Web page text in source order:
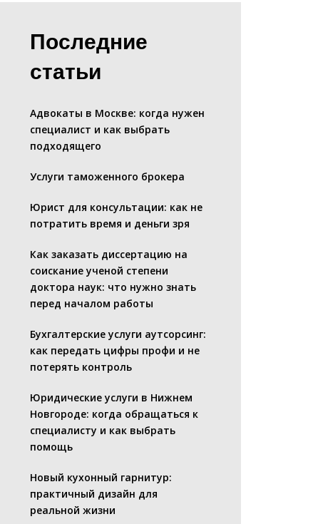
Последние
статьи
Адвокаты в Москве: когда нужен
специалист и как выбрать
подходящего
Услуги таможенного брокера
Юрист для консультации: как не
потратить время и деньги зря
Как заказать диссертацию на
соискание ученой степени
доктора наук: что нужно знать
перед началом работы
Бухгалтерские услуги аутсорсинг:
как передать цифры профи и не
потерять контроль
Юридические услуги в Нижнем
Новгороде: когда обращаться к
специалисту и как выбрать
помощь
Новый кухонный гарнитур:
практичный дизайн для
реальной жизни